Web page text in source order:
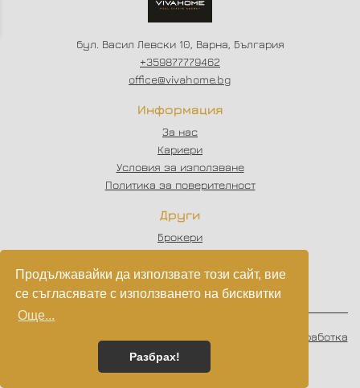
Продължавайки да използвате този сайт, вие
се съгласявате с използването на бисквитки
Още...
Разбрах!
бул. Васил Левски 10, Варна, България
+359877779462
office@vivahome.bg
Информация
За нас
Кариери
Условия за използване
Политика за поверителност
Други
Брокери
Отзиви
Статии
Партньори
Изработка
на софтуер